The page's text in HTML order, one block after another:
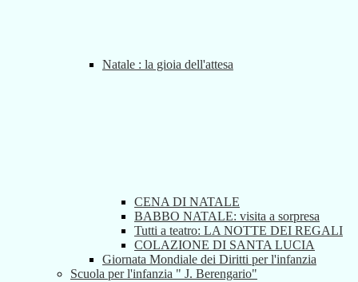
Natale : la gioia dell'attesa
CENA DI NATALE
BABBO NATALE: visita a sorpresa
Tutti a teatro: LA NOTTE DEI REGALI
COLAZIONE DI SANTA LUCIA
Giornata Mondiale dei Diritti per l'infanzia
Scuola per l'infanzia " J. Berengario"